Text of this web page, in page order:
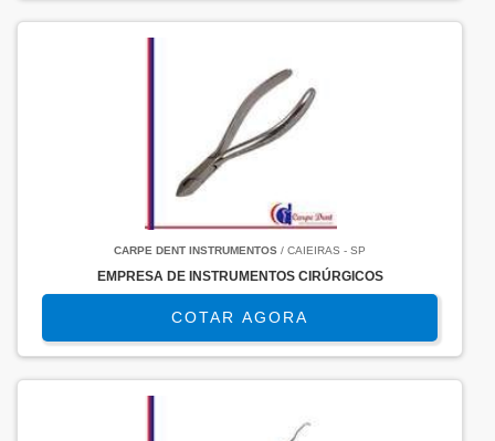
CARPE DENT INSTRUMENTOS / CAIEIRAS - SP
EMPRESA DE INSTRUMENTOS CIRÚRGICOS
COTAR AGORA